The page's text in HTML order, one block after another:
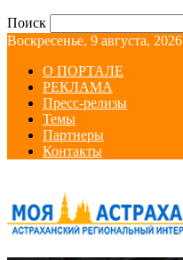
Поиск
Воскресенье, 9 августа, 2026
О ПОРТАЛЕ
РЕКЛАМА
Пресс-релизы
Темы
Партнеры
Контакты